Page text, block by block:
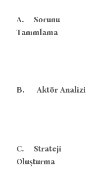
A.
Sorunu
Tanımlama
B. Aktör Analizi
C.
Strateji
Oluşturma